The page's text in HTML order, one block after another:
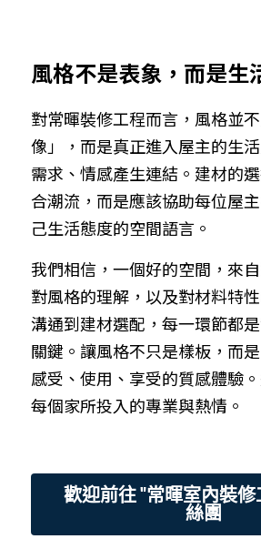
風格不是表象，而是生
對常暉裝修工程而言，風格並
像」，而是真正進入屋主的生
需求、情感產生連結。建材的
合潮流，而是應該協助每位屋
己生活態度的空間語言。
我們相信，一個好的空間，來
對風格的理解，以及對材料特
溝通到建材選配，每一環節都
關鍵。讓風格不只是樣板，而
感受、使用、享受的質感體驗
每個家所投入的專業與熱情。
歡迎前往 "常暉室內裝修
絲團